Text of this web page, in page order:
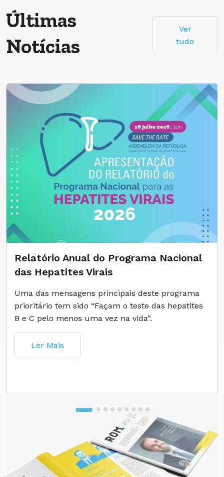
Últimas
Notícias
Ver
tudo
Relatório Anual do Programa Nacional
das Hepatites Virais
Uma das mensagens principais deste programa
prioritário tem sido “Façam o teste das hepatites
B e C pelo menos uma vez na vida”.
Ler Mais